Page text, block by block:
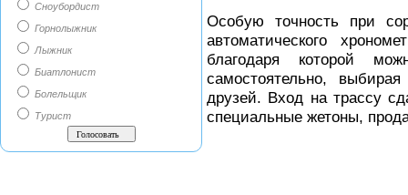
Сноубордист
Горнолыжник
Лыжник
Биатлонист
Болельщик
Турист
Особую точность при
автоматического
благодаря которой
самостоятельно,
друзей. Вход на трассу
специальные жетоны,